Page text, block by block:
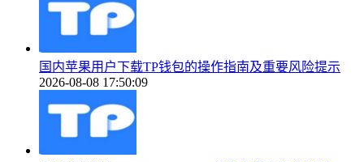
国内苹果用户下载TP钱包的操作指南及重要风险提示
2026-08-08 17:50:09